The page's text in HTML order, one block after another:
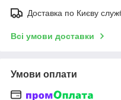
Доставка по Києву
Всі умови доставки
Умови оплати